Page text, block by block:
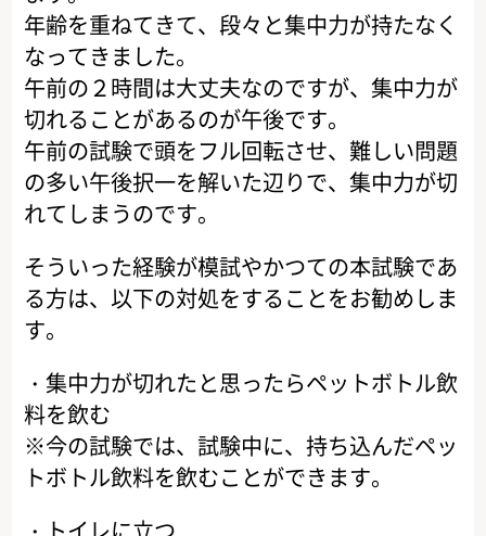
年齢を重ねてきて、段々と集中力が持たなく
なってきました。
午前の２時間は大丈夫なのですが、集中力が
切れることがあるのが午後です。
午前の試験で頭をフル回転させ、難しい問題
の多い午後択一を解いた辺りで、集中力が切
れてしまうのです。
そういった経験が模試やかつての本試験であ
る方は、以下の対処をすることをお勧めしま
す。
・集中力が切れたと思ったらペットボトル飲
料を飲む
※今の試験では、試験中に、持ち込んだペッ
トボトル飲料を飲むことができます。